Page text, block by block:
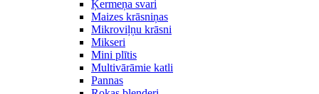
Ķermeņa svari
Maizes krāsniņas
Mikroviļņu krāsni
Mikseri
Mini plītis
Multivārāmie katli
Pannas